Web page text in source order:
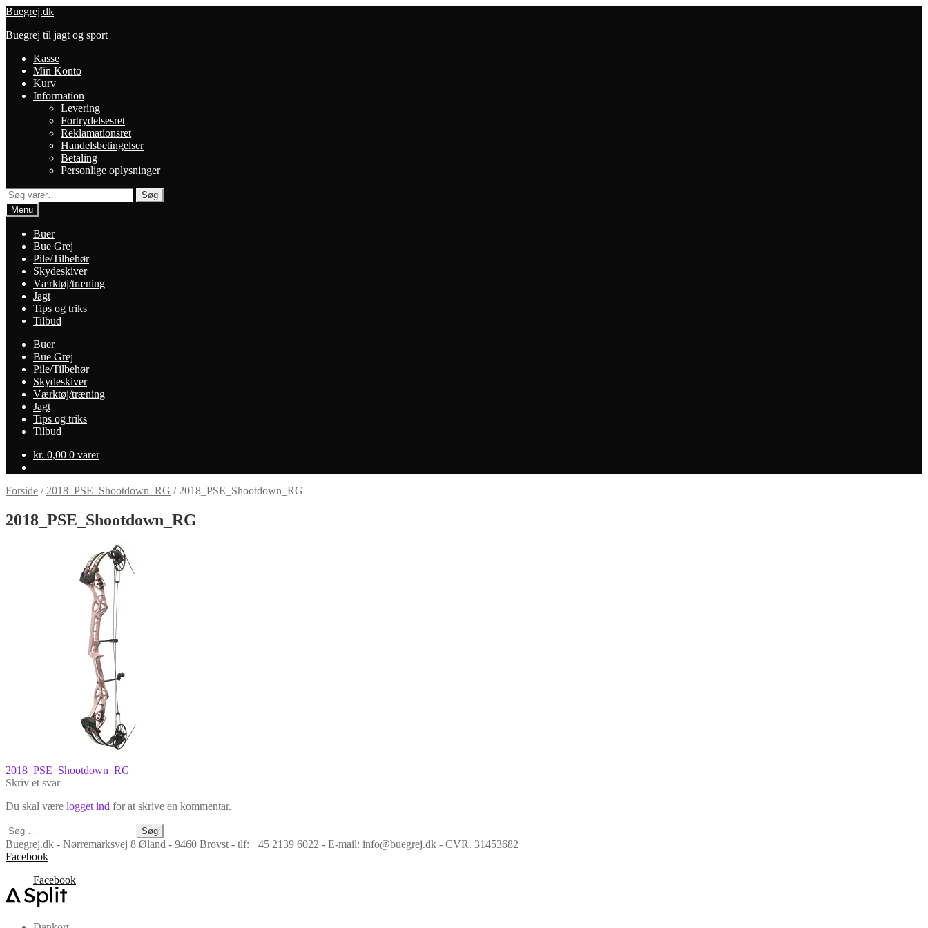
Spring
navigation
Spring
indhold
Buegrej.dk
Buegrej til jagt og sport
Kasse
Min Konto
Kurv
Information
Levering
Fortrydelsesret
Reklamationsret
Handelsbetingelser
Betaling
Personlige oplysninger
Søg
efter:
Søg
Menu
Buer
Bue Grej
Pile/Tilbehør
Skydeskiver
Værktøj/træning
Jagt
Tips og triks
Tilbud
Buer
Bue Grej
Pile/Tilbehør
Skydeskiver
Værktøj/træning
Jagt
Tips og triks
Tilbud
kr. 0,00 0 varer
Forside / 2018_PSE_Shootdown_RG / 2018_PSE_Shootdown_RG
2018_PSE_Shootdown_RG
Indlægsnavigation
Forrige
indlæg:
2018_PSE_Shootdown_RG
Skriv et svar
Du skal være logget ind for at skrive en kommentar.
Søg
efter:
Buegrej.dk - Nørremarksvej 8 Øland - 9460 Brovst - tlf: +45 2139 6022 - E-mail: info@buegrej.dk - CVR. 31453682
Facebook
Facebook